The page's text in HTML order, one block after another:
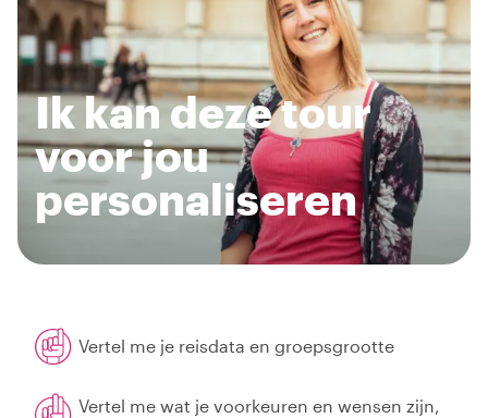
Ik kan deze tour
voor jou
personaliseren
Vertel me je reisdata en groepsgrootte
Vertel me wat je voorkeuren en wensen zijn,